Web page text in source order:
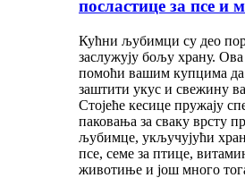
посластице за псе и
Кућни љубимци су део
заслужују бољу храну.
помоћи вашим купцима
заштити укус и свежину
Стојеће кесице пружају
паковања за сваку врсту
љубимце, укључујући
псе, семе за птице,
животиње и још много